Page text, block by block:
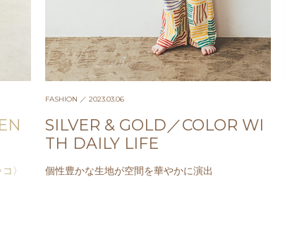
〉
FASHION ／ 2023.03.06
SILVER & GOLD／COLOR WI
TH DAILY LIFE
個性豊かな生地が空間を華やかに演出